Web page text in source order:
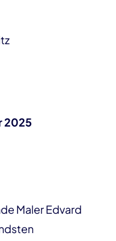
2025
Maler Edvard